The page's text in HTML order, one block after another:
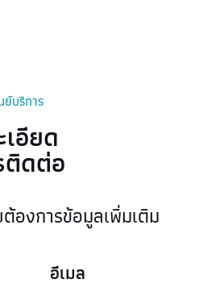
บริการ
อียด
ติดต่อ
องการข้อมูลเพิ่มเติม
อีเมล